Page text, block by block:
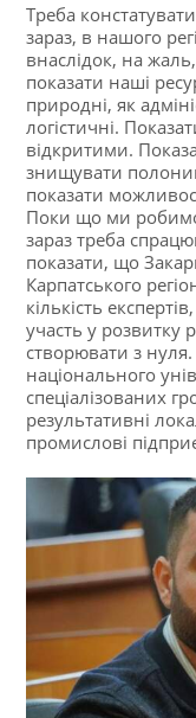
Треба
зараз, в нашого
внаслідок, на
показати наші
природні, як
логістичні.
відкритими.
знищувати
показати
Поки що ми
зараз треба
показати, що
Карпатського
кількість
участь у розвитку
створювати з
національного
спеціалізованих
результативні
промислові